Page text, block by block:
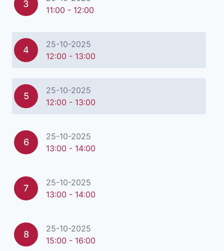
3
11:00 - 12:00
4
25-10-2025
12:00 - 13:00
5
25-10-2025
12:00 - 13:00
6
25-10-2025
13:00 - 14:00
7
25-10-2025
13:00 - 14:00
8
25-10-2025
15:00 - 16:00